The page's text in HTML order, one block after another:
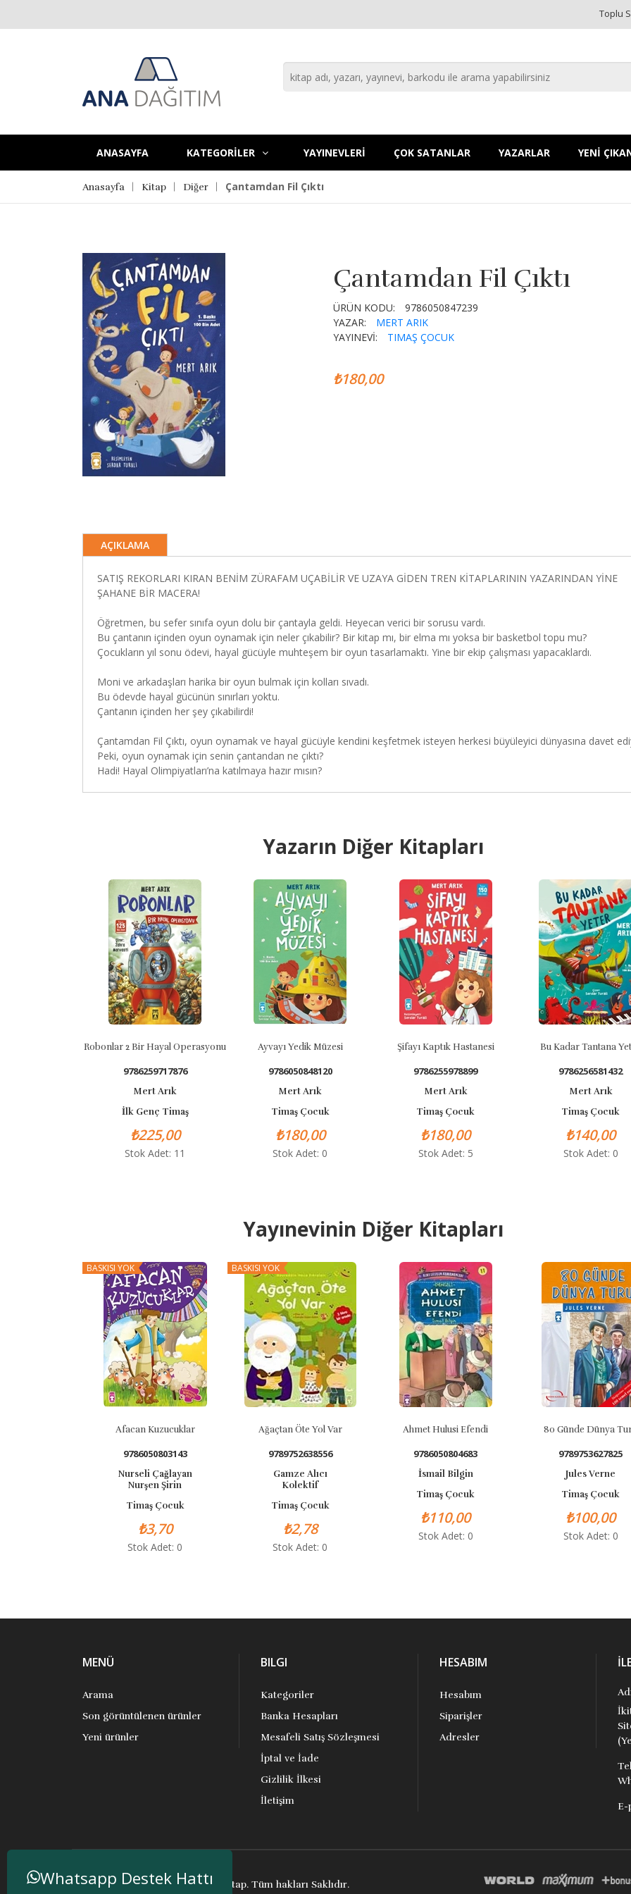
Toplu
ANASAYFA KATEGORİLER YAYINEVLERİ ÇOK SATANLAR YAZARLAR YENİ
Anasayfa Kitap Diğer Çantamdan Fil Çıktı
Çantamdan Fil Çıktı
ÜRÜN KODU:
9786050847239
YAZAR:
MERT ARIK
YAYINEVİ:
TIMAŞ ÇOCUK
₺180,00
AÇIKLAMA
SATIŞ REKORLARI KIRAN BENİM ZÜRAFAM UÇABİLİR VE UZAYA GİDEN TREN KİTAPLARININ YAZARINDAN YİNE
ŞAHANE BİR MACERA!
Öğretmen, bu sefer sınıfa oyun dolu bir çantayla geldi. Heyecan verici bir sorusu vardı.
Bu çantanın içinden oyun oynamak için neler çıkabilir? Bir kitap mı, bir elma mı yoksa bir basketbol topu mu?
Çocukların yıl sonu ödevi, hayal gücüyle muhteşem bir oyun tasarlamaktı. Yine bir ekip çalışması yapacaklardı.
Moni ve arkadaşları harika bir oyun bulmak için kolları sıvadı.
Bu ödevde hayal gücünün sınırları yoktu.
Çantanın içinden her şey çıkabilirdi!
Çantamdan Fil Çıktı, oyun oynamak ve hayal gücüyle kendini keşfetmek isteyen herkesi büyüleyici dünyasına davet
Peki, oyun oynamak için senin çantandan ne çıktı?
Hadi! Hayal Olimpiyatları’na katılmaya hazır mısın?
Yazarın Diğer Kitapları
Robonlar 2 Bir Hayal Operasyonu
9786259717876
Mert Arık
İlk Genç Timaş
₺225,00
Stok Adet: 11
Ayvayı Yedik Müzesi
9786050848120
Mert Arık
Timaş Çocuk
₺180,00
Stok Adet: 0
Şifayı Kaptık Hastanesi
9786255978899
Mert Arık
Timaş Çocuk
₺180,00
Stok Adet: 5
Bu Kadar Tantana Yeter
9786256581432
Mert Arık
Timaş Çocuk
₺140,00
Stok Adet: 0
Yayınevinin Diğer Kitapları
BASKISI YOK
Afacan Kuzucuklar
9786050803143
Nurseli Çağlayan
Nurşen Şirin
Timaş Çocuk
₺3,70
Stok Adet: 0
BASKISI YOK
Ağaçtan Öte Yol Var
9789752638556
Gamze Alıcı
Kolektif
Timaş Çocuk
₺2,78
Stok Adet: 0
Ahmet Hulusi Efendi
9786050804683
İsmail Bilgin
Timaş Çocuk
₺110,00
Stok Adet: 0
80 Günde Dünya
9789753627825
Jules Verne
Timaş Çocuk
₺100,00
Stok Adet: 0
MENÜ
Arama
Son görüntülenen ürünler
Yeni ürünler
BILGI
Kategoriler
Banka Hesapları
Mesafeli Satış Sözleşmesi
İptal ve İade
Gizlilik İlkesi
İletişim
HESABIM
Hesabım
Siparişler
Adresler
E-
Telif hakkı ve kopya; 2026 Anakitap. Tüm hakları Saklıdır.
Whatsapp Destek Hattı